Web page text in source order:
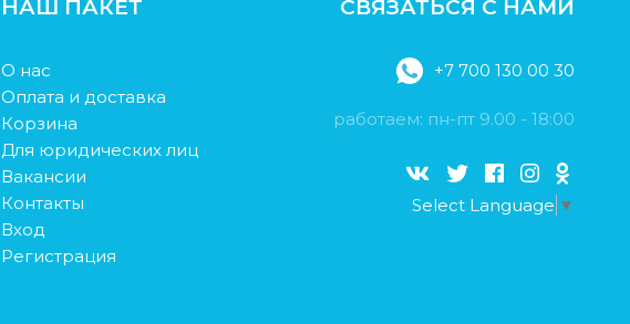
НАШ ПАКЕТ
О нас
Оплата и доставка
Корзина
Для юридических лиц
Вакансии
Контакты
Вход
Регистрация
СВЯЗАТЬСЯ С НАМИ
+7 700 130 00 30
работаем: пн-пт 9.00 - 18:00
Select Language ▼